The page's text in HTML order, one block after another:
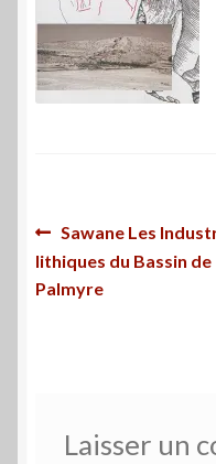
Navigation
de
Article
précédent :
Sawane Les
lithiques du Bassin de
Palmyre
Laisser un